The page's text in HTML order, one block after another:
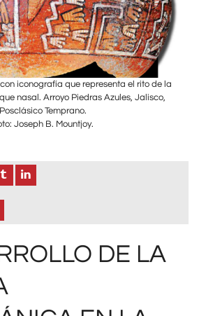
iconografía que representa el rito de la
nasal. Arroyo Piedras Azules, Jalisco,
Posclásico Temprano.
Joseph B. Mountjoy.
DE LA